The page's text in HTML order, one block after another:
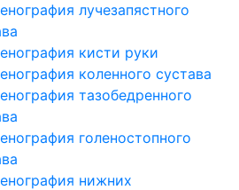
лучезапястного
кисти руки
коленного сустава
тазобедренного
голеностопного
нижних